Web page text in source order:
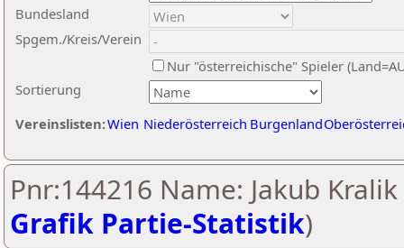
Sortierung
Bundesland
Spgem./Kreis/Verein
Nur "österreichische" Spieler
Vereinslisten:Wien Niederösterreich Burgenland
Pnr:144216 Name: Jakub Kralik
Grafik Partie-Statistik)